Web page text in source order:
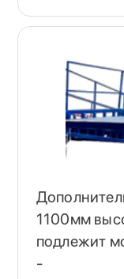
1100мм
подлежит
-